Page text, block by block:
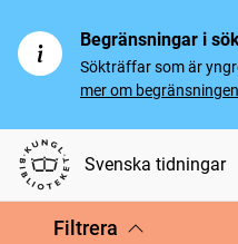
Begränsningar i
Sökträffar som är
mer om
Svenska tidningar
Filtrera